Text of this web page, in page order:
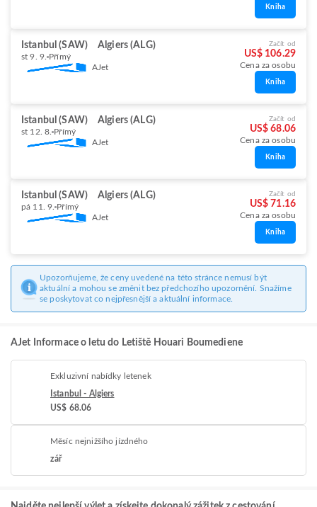
Kniha
Istanbul (SAW) Algiers (ALG)
st 9. 9. Přímý
AJet
Začít od
US$ 106.29
Cena za osobu
Kniha
Istanbul (SAW) Algiers (ALG)
st 12. 8. Přímý
AJet
Začít od
US$ 68.06
Cena za osobu
Kniha
Istanbul (SAW) Algiers (ALG)
pá 11. 9. Přímý
AJet
Začít od
US$ 71.16
Cena za osobu
Kniha
Upozorňujeme, že ceny uvedené na této stránce nemusí být
aktuální a mohou se změnit bez předchozího upozornění. Snažíme
se poskytovat co nejpřesnější a aktuální informace.
AJet Informace o letu do Letiště Houari Boumediene
Exkluzivní nabídky letenek
Istanbul - Algiers
US$ 68.06
Měsíc nejnižšího jízdného
zář